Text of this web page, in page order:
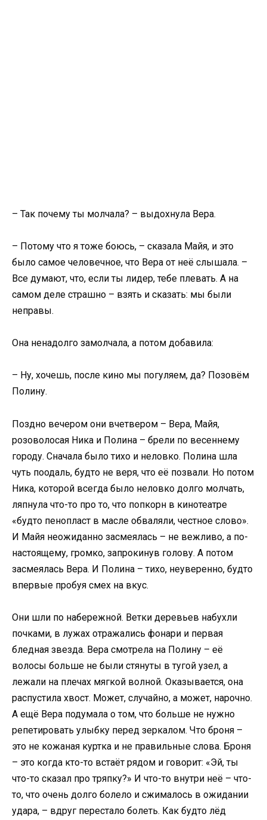
– Так почему ты молчала? – выдохнула Вера.
– Потому что я тоже боюсь, – сказала Майя, и это
было самое человечное, что Вера от неё слышала. –
Все думают, что, если ты лидер, тебе плевать. А на
самом деле страшно – взять и сказать: мы были
неправы.
Она ненадолго замолчала, а потом добавила:
– Ну, хочешь, после кино мы погуляем, да? Позовём
Полину.
Поздно вечером они вчетвером – Вера, Майя,
розоволосая Ника и Полина – брели по весеннему
городу. Сначала было тихо и неловко. Полина шла
чуть поодаль, будто не веря, что её позвали. Но потом
Ника, которой всегда было неловко долго молчать,
ляпнула что-то про то, что попкорн в кинотеатре
«будто пенопласт в масле обваляли, честное слово».
И Майя неожиданно засмеялась – не вежливо, а по-
настоящему, громко, запрокинув голову. А потом
засмеялась Вера. И Полина – тихо, неуверенно, будто
впервые пробуя смех на вкус.
Они шли по набережной. Ветки деревьев набухли
почками, в лужах отражались фонари и первая
бледная звезда. Вера смотрела на Полину – её
волосы больше не были стянуты в тугой узел, а
лежали на плечах мягкой волной. Оказывается, она
распустила хвост. Может, случайно, а может, нарочно.
А ещё Вера подумала о том, что больше не нужно
репетировать улыбку перед зеркалом. Что броня –
это не кожаная куртка и не правильные слова. Броня
– это когда кто-то встаёт рядом и говорит: «Эй, ты
что-то сказал про тряпку?» И что-то внутри неё – что-
то, что очень долго болело и сжималось в ожидании
удара, – вдруг перестало болеть. Как будто лёд